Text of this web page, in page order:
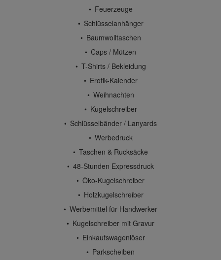
Feuerzeuge
Schlüsselanhänger
Baumwolltaschen
Caps / Mützen
T-Shirts / Bekleidung
Erotik-Kalender
Weihnachten
Kugelschreiber
Schlüsselbänder / Lanyards
Werbedruck
Taschen & Rucksäcke
48-Stunden Expressdruck
Öko-Kugelschreiber
Holzkugelschreiber
Werbemittel für Handwerker
Kugelschreiber mit Gravur
Einkaufswagenlöser
Parkscheiben